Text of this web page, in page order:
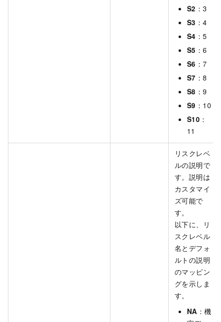
S2 ：3
S3 ：4
S4 ：5
S5 ：6
S6 ：7
S7 ：8
S8 ：9
S9 ：10
S10 ：
11
リスクレベ
ルの説明で
す。説明は
カスタマイ
ズ可能で
す。
以下に、リ
スクレベル
名とデフォ
ルトの説明
のマッピン
グを示しま
す。
NA ：機